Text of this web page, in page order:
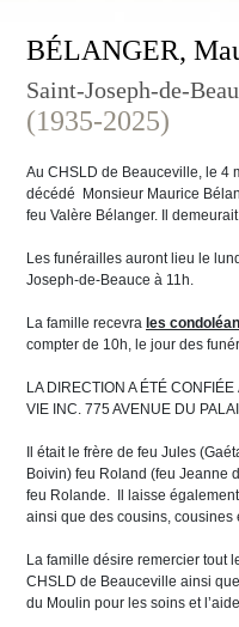
BÉLANGER,
Saint-Joseph-de-
(1935-2025)
Au CHSLD de Beauceville, le 4
décédé Monsieur Maurice
feu Valère Bélanger. Il
Les funérailles auront lieu le
Joseph-de-Beauce à 11h.
La famille recevra les
compter de 10h, le jour des
LA DIRECTION A ÉTÉ
VIE INC. 775 AVENUE DU
Il était le frère de feu Jules
Boivin) feu Roland (feu Jeanne
feu Rolande. Il laisse
ainsi que des cousins, cousines
La famille désire remercier tout
CHSLD de Beauceville ainsi
du Moulin pour les soins et